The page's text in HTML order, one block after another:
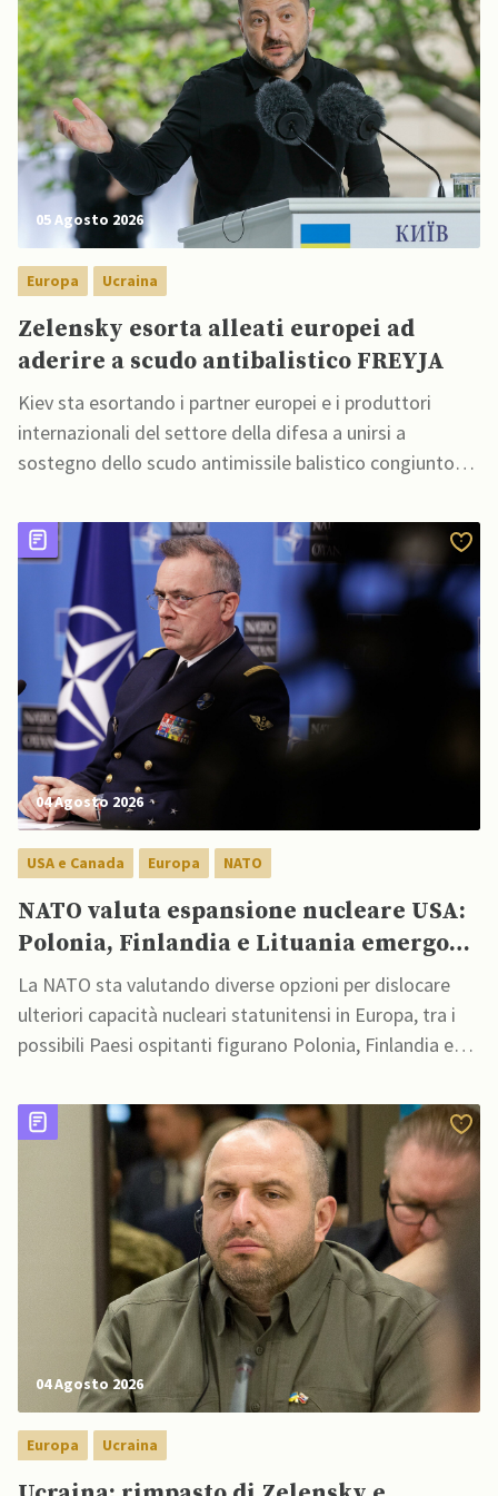
05 Agosto 2026
Europa Ucraina
Zelensky esorta alleati europei ad
aderire a scudo antibalistico FREYJA
Kiev sta esortando i partner europei e i produttori
internazionali del settore della difesa a unirsi a
sostegno dello scudo antimissile balistico congiunto
04 Agosto 2026
USA e Canada Europa NATO
NATO valuta espansione nucleare USA:
Polonia, Finlandia e Lituania emergono
come possibili opzioni
La NATO sta valutando diverse opzioni per dislocare
ulteriori capacità nucleari statunitensi in Europa, tra i
possibili Paesi ospitanti figurano Polonia, Finlandia e
04 Agosto 2026
Europa Ucraina